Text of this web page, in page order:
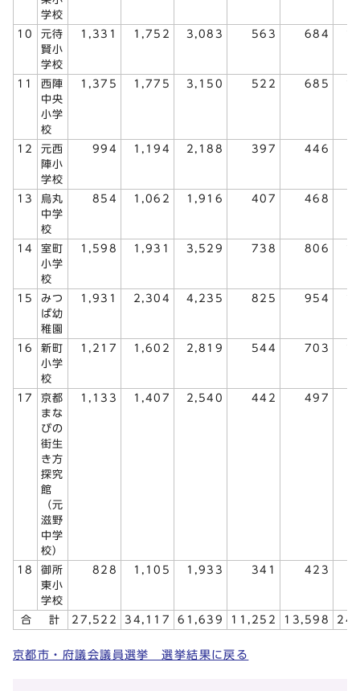
学校
10
元待
賢小
学校
1,331 1,752 3,083 563 684
11
西陣
中央
小学
校
1,375 1,775 3,150 522 685
12
元西
陣小
学校
994 1,194 2,188 397 446
13
烏丸
中学
校
854 1,062 1,916 407 468
14
室町
小学
校
1,598 1,931 3,529 738 806
15
みつ
ば幼
稚園
1,931 2,304 4,235 825 954
16
新町
小学
校
1,217 1,602 2,819 544 703
17
京都
まな
びの
街生
き方
探究
館
（元
滋野
中学
校）
1,133 1,407 2,540 442 497
18
御所
東小
学校
828 1,105 1,933 341 423
合 計 27,522 34,117 61,639 11,252 13,598
京都市・府議会議員選挙 選挙結果に戻る